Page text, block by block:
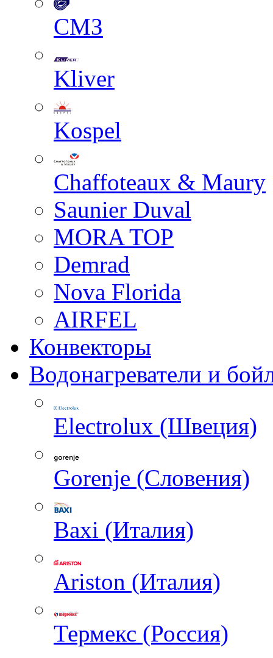
СМЗ
Kliver
Kospel
Chaffoteaux & Maury
Saunier Duval
MORA TOP
Demrad
Nova Florida
AIRFEL
Конвекторы
Водонагреватели и
Electrolux (Швеция)
Gorenje (Словения)
Baxi (Италия)
Ariston (Италия)
Термекс (Россия)